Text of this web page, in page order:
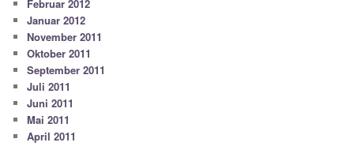
Februar 2012
Januar 2012
November 2011
Oktober 2011
September 2011
Juli 2011
Juni 2011
Mai 2011
April 2011